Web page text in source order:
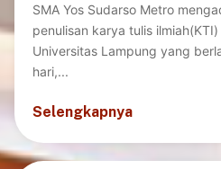
SMA Yos Sudarso Metro
penulisan karya tulis
Universitas Lampung yang
hari,...
Selengkapnya